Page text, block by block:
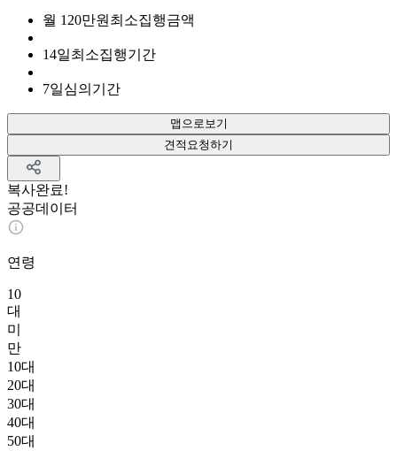
월 120만원 최소집행금액
14일최소집행기간
7일심의기간
맵으로보기
견적요청하기
복사완료!
공공데이터
연령
10
대
미
만
10대
20대
30대
40대
50대